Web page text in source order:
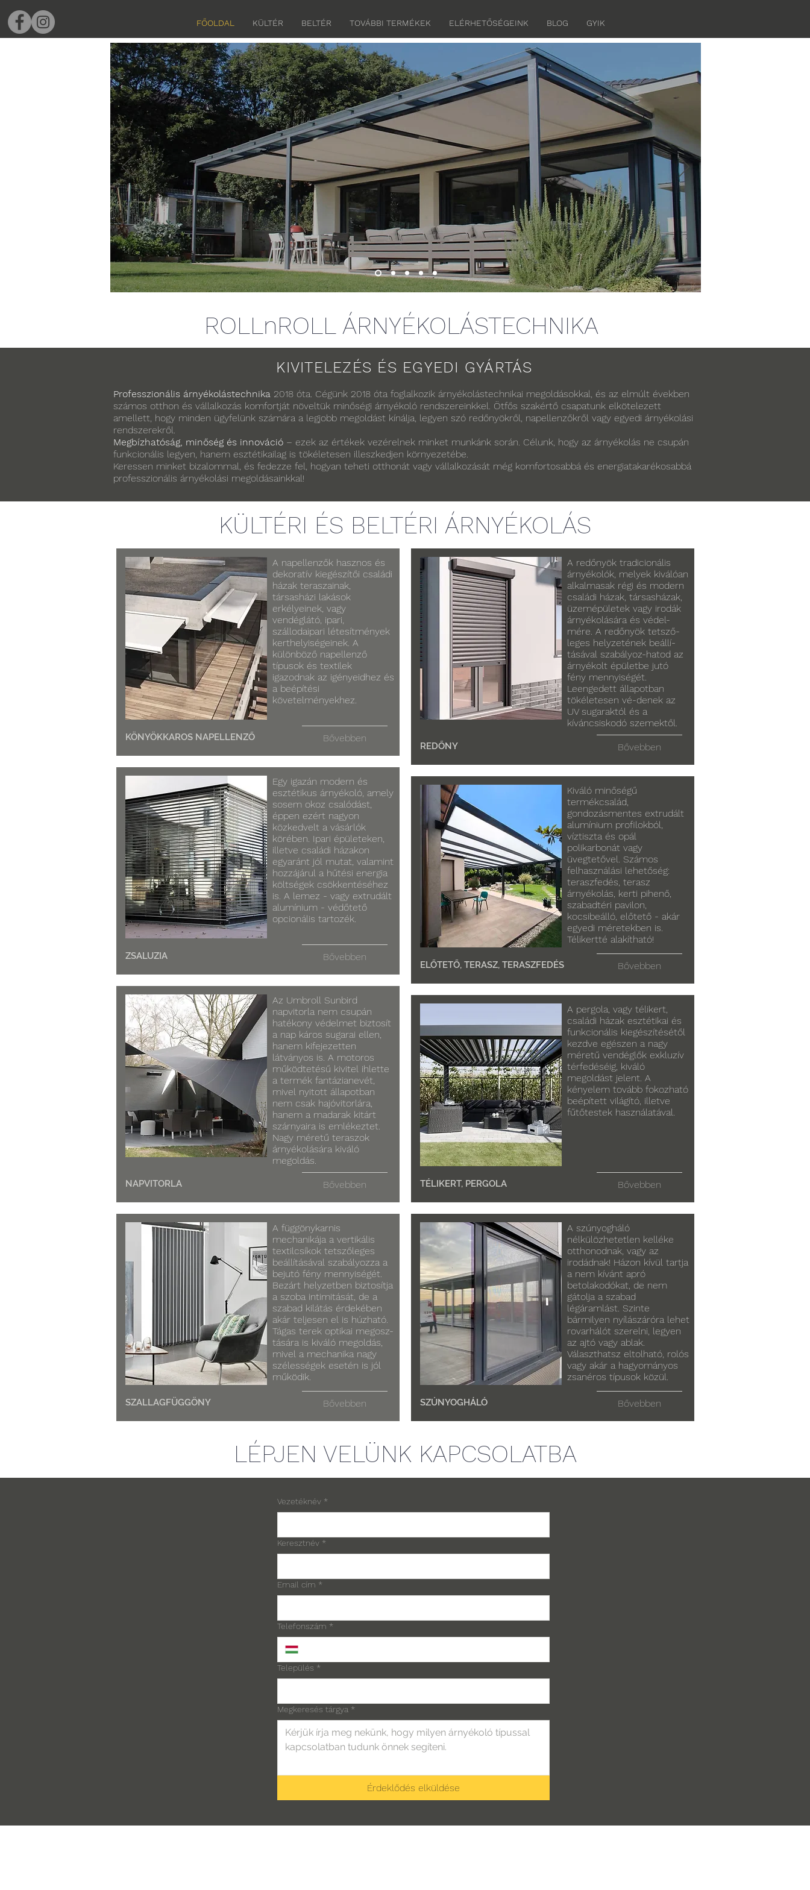
FŐOLDAL KÜLTÉR BELTÉR TOVÁBBI TERMÉKEK ELÉRHETŐSÉGEINK BLOG GYIK
ROLLnROLL ÁRNYÉKOLÁSTECHNIKA
KIVITELEZÉS ÉS EGYEDI GYÁRTÁS
Professzionális árnyékolástechnika 2018 óta. Cégünk 2018 óta foglalkozik árnyékolástechnikai megoldásokkal, és az elmúlt években
számos otthon és vállalkozás komfortját növeltük minőségi árnyékoló rendszereinkkel. Ötfős szakértő csapatunk elkötelezett
amellett, hogy minden ügyfelünk számára a legjobb megoldást kínálja, legyen szó redőnyökről, napellenzőkről vagy egyedi árnyékolási
rendszerekről.
Megbízhatóság, minőség és innováció – ezek az értékek vezérelnek minket munkánk során. Célunk, hogy az árnyékolás ne csupán
funkcionális legyen, hanem esztétikailag is tökéletesen illeszkedjen környezetébe.
Keressen minket bizalommal, és fedezze fel, hogyan teheti otthonát vagy vállalkozását még komfortosabbá és energiatakarékosabbá
professzionális árnyékolási megoldásainkkal!
KÜLTÉRI ÉS BELTÉRI ÁRNYÉKOLÁS
A napellenzők hasznos és
dekoratív kiegészítői családi
házak teraszainak,
társasházi lakások
erkélyeinek, vagy
vendéglátó, ipari,
szállodaipari létesítmények
kerthelyiségeinek. A
különböző napellenző
típusok és textilek
igazodnak az igényeidhez és
a beépítési
követelményekhez.
KÖNYÖKKAROS NAPELLENZŐ Bővebben
Egy igazán modern és
esztétikus árnyékoló, amely
sosem okoz csalódást,
éppen ezért nagyon
közkedvelt a vásárlók
körében. Ipari épületeken,
illetve családi házakon
egyaránt jól mutat, valamint
hozzájárul a hűtési energia
költségek csökkentéséhez
is. A lemez - vagy extrudált
alumínium - védőtető
opcionális tartozék.
ZSALUZIA Bővebben
Az Umbroll Sunbird
napvitorla nem csupán
hatékony védelmet biztosít
a nap káros sugarai ellen,
hanem kifejezetten
látványos is. A motoros
működtetésű kivitel ihlette
a termék fantázianevét,
mivel nyitott állapotban
nem csak hajóvitorlára,
hanem a madarak kitárt
szárnyaira is emlékeztet.
Nagy méretű teraszok
árnyékolására kiváló
megoldás.
NAPVITORLA Bővebben
A függönykarnis
mechanikája a vertikális
textilcsíkok tetszőleges
beállításával szabályozza a
bejutó fény mennyiségét.
Bezárt helyzetben biztosítja
a szoba intimitását, de a
szabad kilátás érdekében
akár teljesen el is húzható.
Tágas terek optikai megosz-
tására is kiváló megoldás,
mivel a mechanika nagy
szélességek esetén is jól
működik.
SZALLAGFÜGGÖNY Bővebben
A redőnyök tradicionális
árnyékolók, melyek kiválóan
alkalmasak régi és modern
családi házak, társasházak,
üzemépületek vagy irodák
árnyékolására és védel-
mére. A redőnyök tetsző-
leges helyzetének beállí-
tásával szabályoz-hatod az
árnyékolt épületbe jutó
fény mennyiségét.
Leengedett állapotban
tökéletesen vé-denek az
UV sugaraktól és a
kíváncsiskodó szemektől.
REDŐNY Bővebben
Kiváló minőségű
termékcsalád,
gondozásmentes extrudált
alumínium profilokból,
víztiszta és opál
polikarbonát vagy
üvegtetővel. Számos
felhasználási lehetőség:
teraszfedés, terasz
árnyékolás, kerti pihenő,
szabadtéri pavilon,
kocsibeálló, előtető - akár
egyedi méretekben is.
Télikertté alakítható!
ELŐTETŐ, TERASZ, TERASZFEDÉS Bővebben
A pergola, vagy télikert,
családi házak esztétikai és
funkcionális kiegészítésétől
kezdve egészen a nagy
méretű vendéglők exkluzív
térfedéséig, kiváló
megoldást jelent. A
kényelem tovább fokozható
beépített világító, illetve
fűtőtestek használatával.
TÉLIKERT, PERGOLA Bővebben
A szúnyogháló
nélkülözhetetlen kelléke
otthonodnak, vagy az
irodádnak! Házon kívül tartja
a nem kívánt apró
betolakodókat, de nem
gátolja a szabad
légáramlást. Szinte
bármilyen nyílászáróra lehet
rovarhálót szerelni, legyen
az ajtó vagy ablak.
Választhatsz eltolható, rolós
vagy akár a hagyományos
zsanéros típusok közül.
SZÚNYOGHÁLÓ Bővebben
LÉPJEN VELÜNK KAPCSOLATBA
Vezetéknév *
Keresztnév *
Email cím *
Telefonszám *
Település *
Megkeresés tárgya *
Érdeklődés elküldése